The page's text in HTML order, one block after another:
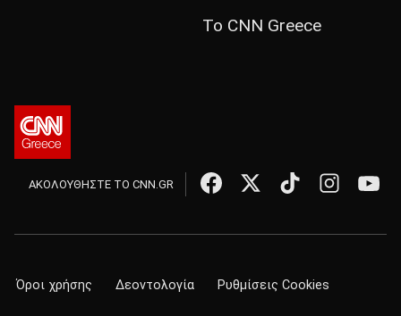
Το CNN Greece
ΑΚΟΛΟΥΘΗΣΤΕ ΤΟ CNN.GR
Όροι χρήσης Δεοντολογία Ρυθμίσεις Cookies